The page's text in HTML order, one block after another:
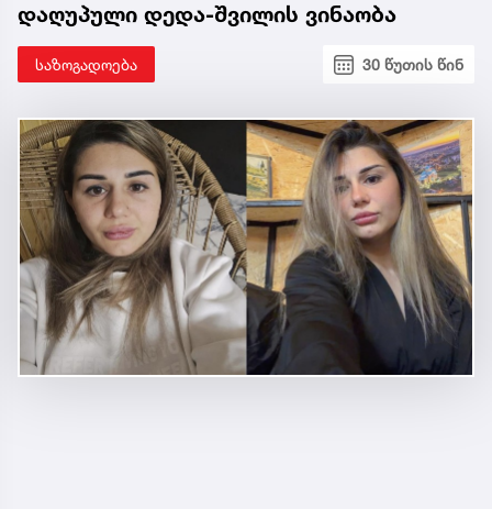
დაღუპული დედა-შვილის ვინაობა
საზოგადოება 30 წუთის წინ